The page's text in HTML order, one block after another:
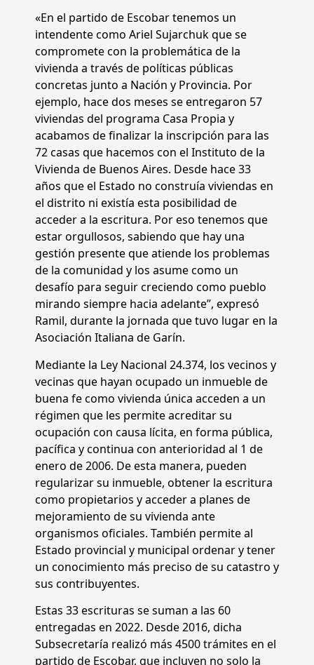
«En el partido de Escobar tenemos un
intendente como Ariel Sujarchuk que se
compromete con la problemática de la
vivienda a través de políticas públicas
concretas junto a Nación y Provincia. Por
ejemplo, hace dos meses se entregaron 57
viviendas del programa Casa Propia y
acabamos de finalizar la inscripción para las
72 casas que hacemos con el Instituto de la
Vivienda de Buenos Aires. Desde hace 33
años que el Estado no construía viviendas en
el distrito ni existía esta posibilidad de
acceder a la escritura. Por eso tenemos que
estar orgullosos, sabiendo que hay una
gestión presente que atiende los problemas
de la comunidad y los asume como un
desafío para seguir creciendo como pueblo
mirando siempre hacia adelante”, expresó
Ramil, durante la jornada que tuvo lugar en la
Asociación Italiana de Garín.
Mediante la Ley Nacional 24.374, los vecinos y
vecinas que hayan ocupado un inmueble de
buena fe como vivienda única acceden a un
régimen que les permite acreditar su
ocupación con causa lícita, en forma pública,
pacífica y continua con anterioridad al 1 de
enero de 2006. De esta manera, pueden
regularizar su inmueble, obtener la escritura
como propietarios y acceder a planes de
mejoramiento de su vivienda ante
organismos oficiales. También permite al
Estado provincial y municipal ordenar y tener
un conocimiento más preciso de su catastro y
sus contribuyentes.
Estas 33 escrituras se suman a las 60
entregadas en 2022. Desde 2016, dicha
Subsecretaría realizó más 4500 trámites en el
partido de Escobar, que incluyen no solo la